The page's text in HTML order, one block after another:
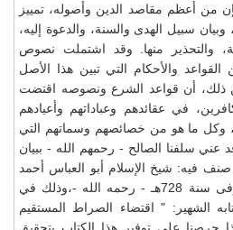
من أعظم مقاصد الدين وأصوله، تمييز
سبيل الهدى والسنة، والدعوة إليه،
والتحذير منها. وقد اشتملت نصوص
والأحكام التي تبين هذا الأصل
ذلك، أن قواعد الشرع ونصوصه اقتضت
في عقائدهم وعباداتهم وأعيادهم
وكل ما هو من خصائصهم وسماتهم التي
عني سلفنا الصالح - رحمهم الله - ببيان
فيه: شيخ الإسلام أبو العباس أحمد
بن عبد الحليم بن تيمية المتوفى سنة 728هـ - رحمه الله -،وذلك في
الشهير: " اقتضاء الصراط المستقيم